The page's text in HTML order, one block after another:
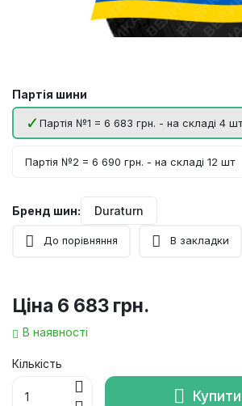
Партія шини
Партія №1 = 6 683 грн. - на складі 4 шт
Партія №2 = 6 690 грн. - на складі 12 шт
Бренд шин: Duraturn
До порівняння В закладки
Ціна 6 683 грн.
В наявності
Кількість